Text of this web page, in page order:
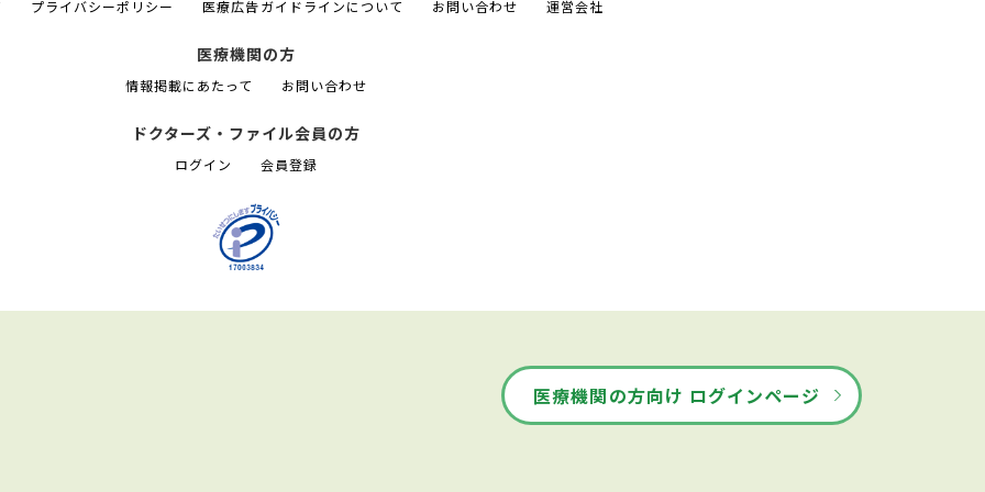
プライバシーポリシー 医療広告ガイドラインについて お問い合わせ 運営会社
医療機関の方
情報掲載にあたって お問い合わせ
ドクターズ・ファイル会員の方
ログイン 会員登録
医療機関の方向け ログインページ